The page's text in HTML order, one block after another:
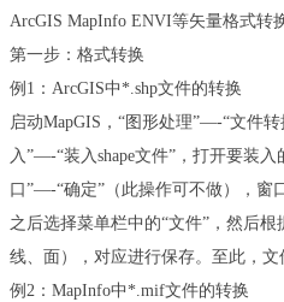
ArcGIS MapInfo ENVI等矢量格式转
第一步：格式转换
例 1 ： ArcGIS中 *.shp文件的转换
启动MapGIS ， “图形处理”—-“文件转
入 ”—-“装入 shape文件” ，打开要装入
口 ”—-“确定” （此操作可不做），窗
之后选择菜单栏中的“文件” ，然后根
线、面），对应进行保存。至此，文
例 2 ： MapInfo中 *.mif文件的转换